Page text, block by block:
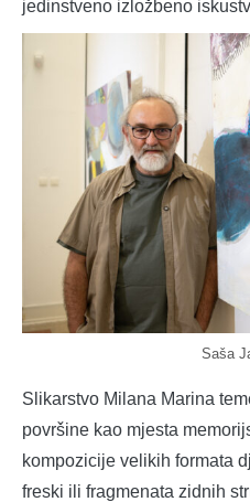
jedinstveno izložbeno
Saša
Slikarstvo Milana Marina
površine kao mjesta
kompozicije velikih formata
freski ili fragmenata zidnih